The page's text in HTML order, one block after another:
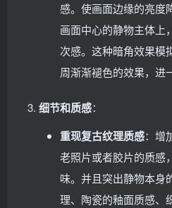
感。使画面边缘的亮度
画面中心的静物主体上
次感。这种暗角效果模
周渐渐褪色的效果，进
细节和质感：
重现复古纹理质感：增
老照片或者胶片的质感
味。并且突出静物本身
理、陶瓷的釉面质感、